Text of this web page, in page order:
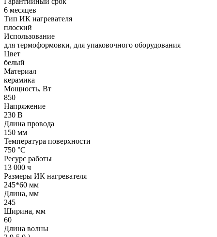
6 месяцев
Тип ИК нагревателя
плоский
Использование
для термоформовки, для упаковочного оборудования
Цвет
белый
Материал
керамика
Мощность, Вт
850
Напряжение
230 В
Длина провода
150 мм
Температура поверхности
750 °С
Ресурс работы
13 000 ч
Размеры ИК нагревателя
245*60 мм
Длина, мм
245
Ширина, мм
60
Длина волны